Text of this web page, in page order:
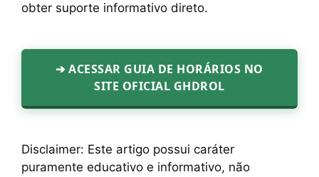
obter suporte informativo direto.
➔ ACESSAR GUIA DE HORÁRIOS NO
SITE OFICIAL GHDROL
Disclaimer: Este artigo possui caráter
puramente educativo e informativo, não